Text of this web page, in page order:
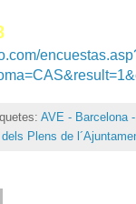
AVE - Barcelona
Plens de